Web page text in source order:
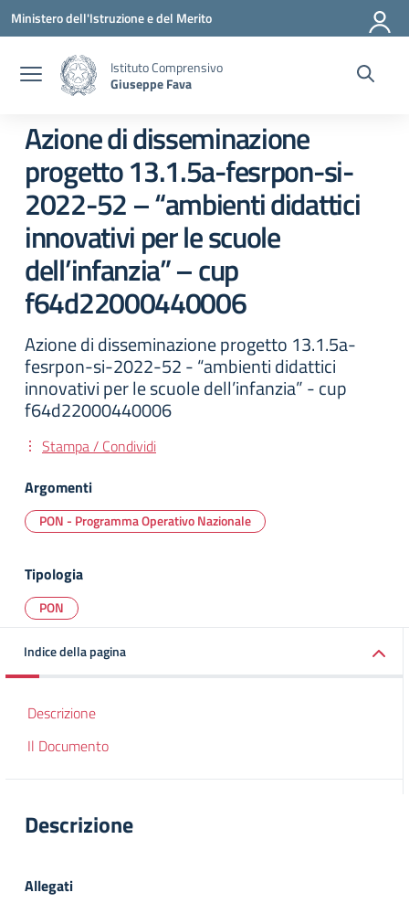
Vai ai contenuti
Vai al menu di navigazione
Vai al footer
Ministero dell'Istruzione e del Merito
Istituto Comprensivo
Giuseppe Fava
Azione di disseminazione
progetto 13.1.5a-fesrpon-si-
2022-52 – “ambienti didattici
innovativi per le scuole
dell’infanzia” – cup
f64d22000440006
Azione di disseminazione progetto 13.1.5a-
fesrpon-si-2022-52 - “ambienti didattici
innovativi per le scuole dell’infanzia” - cup
f64d22000440006
Stampa / Condividi
Argomenti
PON - Programma Operativo Nazionale
Tipologia
PON
Indice della pagina
Descrizione
Il Documento
Descrizione
Allegati